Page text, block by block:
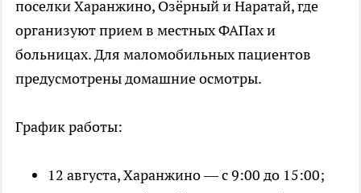
поселки Харанжино, Озёрный и Наратай, где
организуют прием в местных ФАПах и
больницах. Для маломобильных пациентов
предусмотрены домашние осмотры.
График работы:
12 августа, Харанжино — с 9:00 до 15:00;